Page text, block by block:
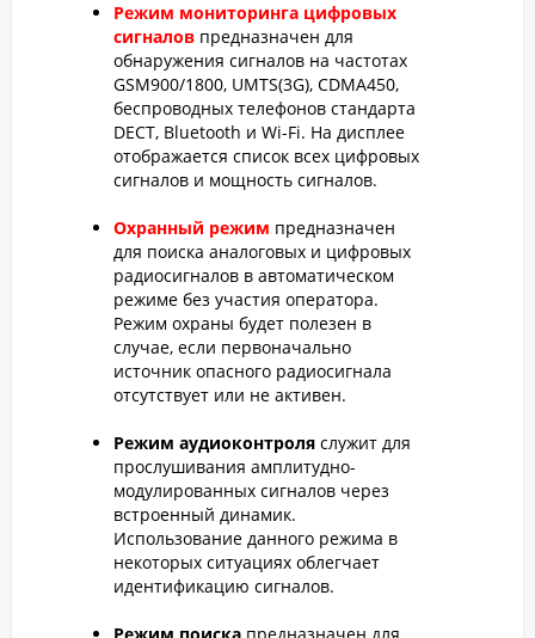
Режим мониторинга цифровых
сигналов предназначен для
обнаружения сигналов на частотах
GSM900/1800, UMTS(3G), CDMA450,
беспроводных телефонов стандарта
DECT, Bluetooth и Wi-Fi. На дисплее
отображается список всех цифровых
сигналов и мощность сигналов.
Охранный режим предназначен
для поиска аналоговых и цифровых
радиосигналов в автоматическом
режиме без участия оператора.
Режим охраны будет полезен в
случае, если первоначально
источник опасного радиосигнала
отсутствует или не активен.
Режим аудиоконтроля служит для
прослушивания амплитудно-
модулированных сигналов через
встроенный динамик.
Использование данного режима в
некоторых ситуациях облегчает
идентификацию сигналов.